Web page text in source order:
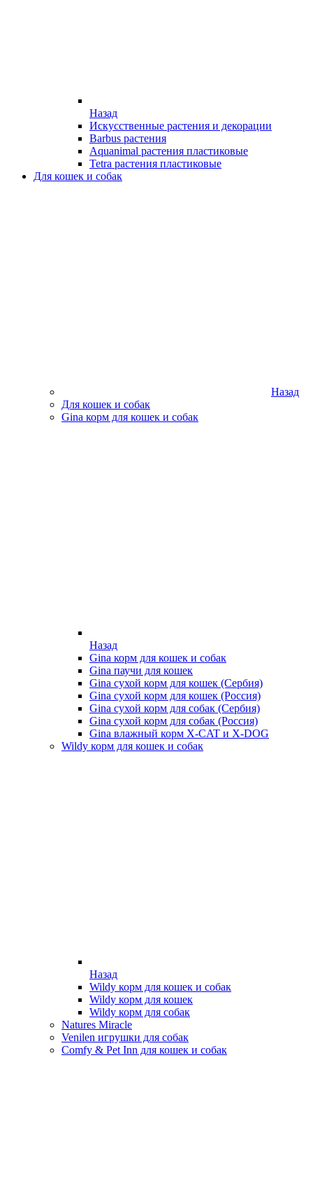
Назад
Искусственные растения и декорации
Barbus растения
Aquanimal растения пластиковые
Tetra растения пластиковые
Для кошек и собак
Назад
Для кошек и собак
Gina корм для кошек и собак
Назад
Gina корм для кошек и собак
Gina паучи для кошек
Gina сухой корм для кошек (Сербия)
Gina сухой корм для кошек (Россия)
Gina сухой корм для собак (Сербия)
Gina сухой корм для собак (Россия)
Gina влажный корм X-CAT и X-DOG
Wildy корм для кошек и собак
Назад
Wildy корм для кошек и собак
Wildy корм для кошек
Wildy корм для собак
Natures Miracle
Venilen игрушки для собак
Comfy & Pet Inn для кошек и собак